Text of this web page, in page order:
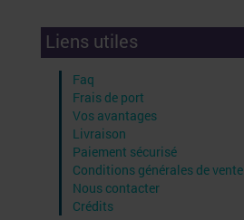
Liens utiles
Faq
Frais de port
Vos avantages
Livraison
Paiement sécurisé
Conditions générales de vente
Nous contacter
Crédits